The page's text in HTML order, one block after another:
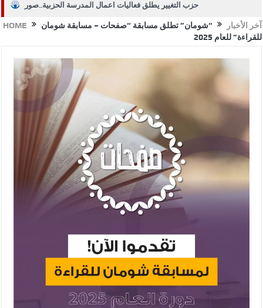
حزب التغيير يطلق فعاليات اعمال المدرسة الحزبية..صور
الجيش يفتح باب التجنيد لحملة البكالوريوس في الحقوق والقانون
الإسلامية والمسيحية
الأمن يتلف 16 مليون حبة كبتاجون و1480 كغم مواد مخدرة
النواب يقر مشروع تعديل قانون الملكية العقارية
القاضي يلتقي رؤساء تحرير الصحف اليومية ويؤكد حرص مجلس النواب
على شراكة فاعلة مع الإعلام
دعوة المكلفين بخدمة العلم (الدفعة الثالثة) إلى مراجعة منصة خدمة
العلم
الملك يتلقى اتصالا هاتفيا من العاهل البحريني
القاضي محمود أحمد فريحات.. مبارك ومزيدا من التوفيق
HOME آخر الأخبار
“شومان” تطلق مسابقة “صفحات – مسابقة شومان
للقراءة” للعام 2025